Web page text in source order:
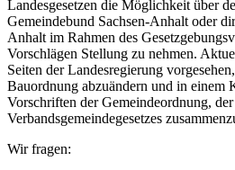
Landesgesetzen die Möglichkeit über
Gemeindebund Sachsen-Anhalt oder
Anhalt im Rahmen des
Vorschlägen Stellung zu nehmen.
Seiten der Landesregierung
Bauordnung abzuändern und in einem
Vorschriften der Gemeindeordnung,
Verbandsgemeindegesetzes
Wir fragen: